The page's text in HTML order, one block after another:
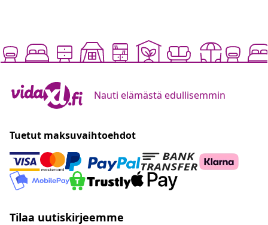
Nauti elämästä edullisemmin
Tuetut maksuvaihtoehdot
Tilaa uutiskirjeemme